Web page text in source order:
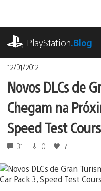
o
conteúdoPlayStation.Blog
12/01/2012
Novos DLCs de
Chegam na
Speed Test
31 0 7